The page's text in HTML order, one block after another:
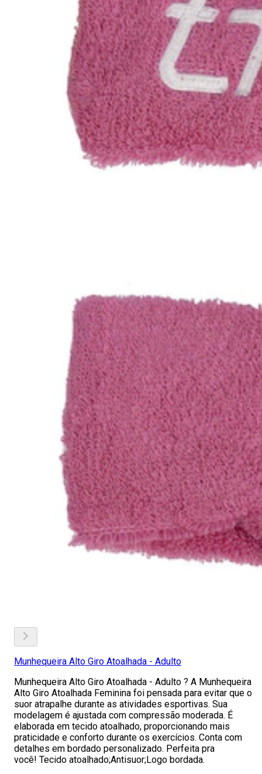
Munhequeira Alto Giro Atoalhada - Adulto
Munhequeira Alto Giro Atoalhada - Adulto ? A Munhequeira
Alto Giro Atoalhada Feminina foi pensada para evitar que o
suor atrapalhe durante as atividades esportivas. Sua
modelagem é ajustada com compressão moderada. É
elaborada em tecido atoalhado, proporcionando mais
praticidade e conforto durante os exercícios. Conta com
detalhes em bordado personalizado. Perfeita pra
você! Tecido atoalhado;Antisuor;Logo bordada.